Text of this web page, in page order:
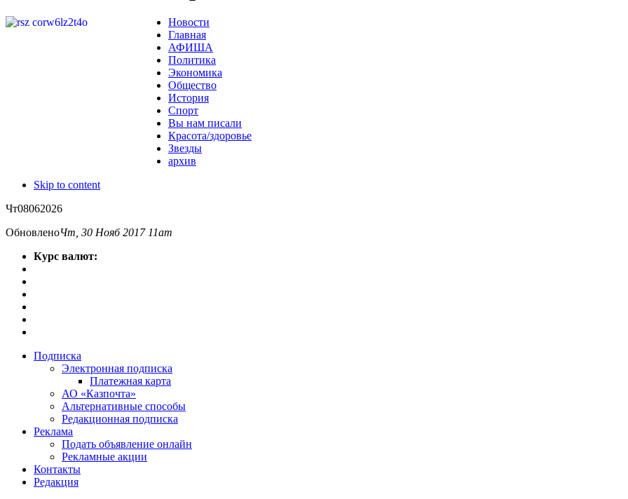
Новости
Главная
АФИША
Политика
Экономика
Общество
История
Спорт
Вы нам писали
Красота/здоровье
Звезды
архив
Skip to content
Чт08062026
ОбновленоЧт, 30 Нояб 2017 11am
Курс валют:
Подписка
Электронная подписка
Платежная карта
АО «Казпочта»
Альтернативные способы
Редакционная подписка
Реклама
Подать объявление онлайн
Рекламные акции
Контакты
Редакция